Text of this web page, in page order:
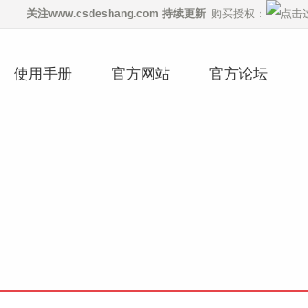
关注www.csdeshang.com 持续更新 购买授权：
使用手册 官方网站 官方论坛